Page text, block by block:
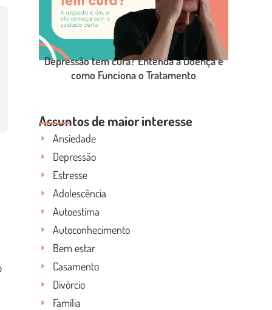
LEIA O POST COMPLETO
Depressão tem cura? Entenda a Doença e
como Funciona o Tratamento
Assuntos de maior interesse
Ansiedade
Depressão
Estresse
Adolescência
Autoestima
Autoconhecimento
Bem estar
Casamento
Divórcio
Família